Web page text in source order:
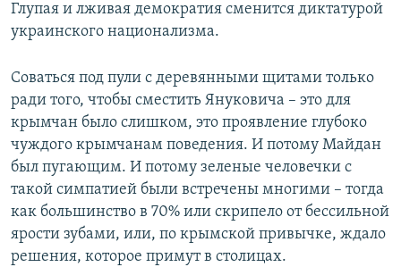
Глупая и лживая демократия сменится диктатурой
украинского национализма.
Соваться под пули с деревянными щитами только
ради того, чтобы сместить Януковича – это для
крымчан было слишком, это проявление глубоко
чуждого крымчанам поведения. И потому Майдан
был пугающим. И потому зеленые человечки с
такой симпатией были встречены многими – тогда
как большинство в 70% или скрипело от бессильной
ярости зубами, или, по крымской привычке, ждало
решения, которое примут в столицах.